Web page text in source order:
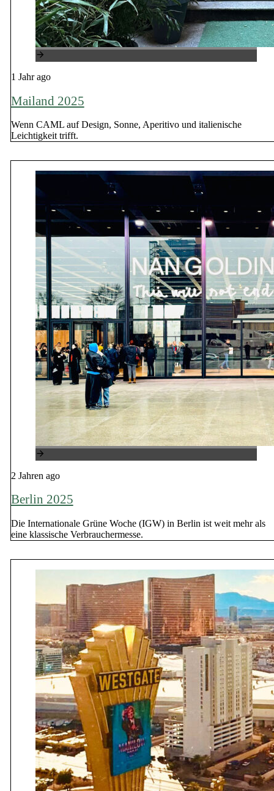
1 Jahr ago
Mailand 2025
Wenn CAML auf Design, Sonne, Aperitivo und italienische
Leichtigkeit trifft.
2 Jahren ago
Berlin 2025
Die Internationale Grüne Woche (IGW) in Berlin ist weit mehr als
eine klassische Verbrauchermesse.